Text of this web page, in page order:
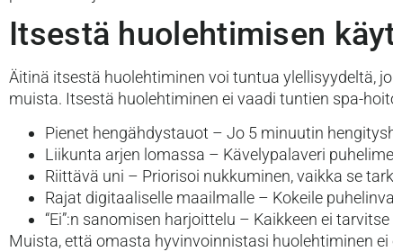
Itsestä huolehtimisen
Äitinä itsestä huolehtiminen voi tuntua ylellisyydeltä,
muista. Itsestä huolehtiminen ei vaadi tuntien spa-
Pienet hengähdystauot – Jo 5 minuutin
Liikunta arjen lomassa – Kävelypalaveri
Riittävä uni – Priorisoi nukkuminen, vaikka se
Rajat digitaaliselle maailmalle – Kokeile
“Ei”:n sanomisen harjoittelu – Kaikkeen ei
Muista, että omasta hyvinvoinnistasi huolehtiminen